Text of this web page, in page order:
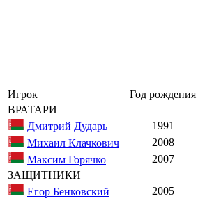
Игрок
Год рождения
ВРАТАРИ
Дмитрий Дударь
1991
Михаил Клачкович
2008
Максим Горячко
2007
ЗАЩИТНИКИ
Егор Бенковский
2005